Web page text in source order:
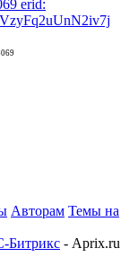
Авторам Темы на
Битрикс - Aprix.ru